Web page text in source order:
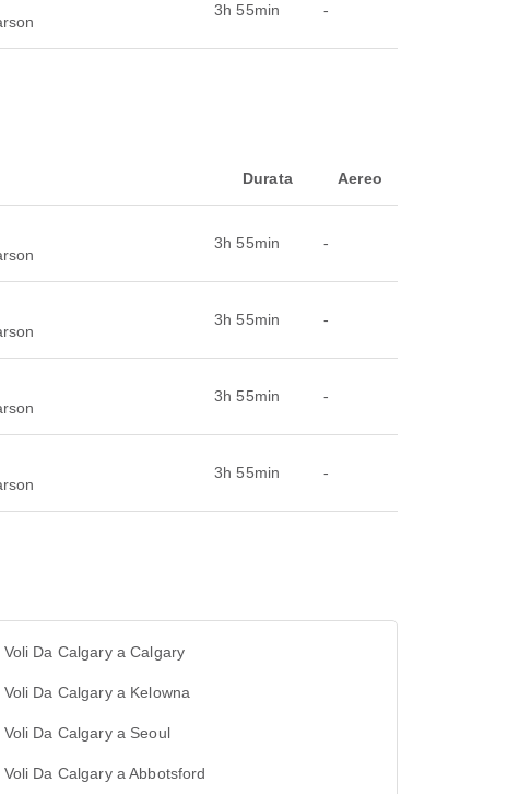
3h 55min -
Durata Aereo
3h 55min -
3h 55min -
3h 55min -
3h 55min -
Voli Da Calgary a Calgary
Voli Da Calgary a Kelowna
Voli Da Calgary a Seoul
Voli Da Calgary a Abbotsford